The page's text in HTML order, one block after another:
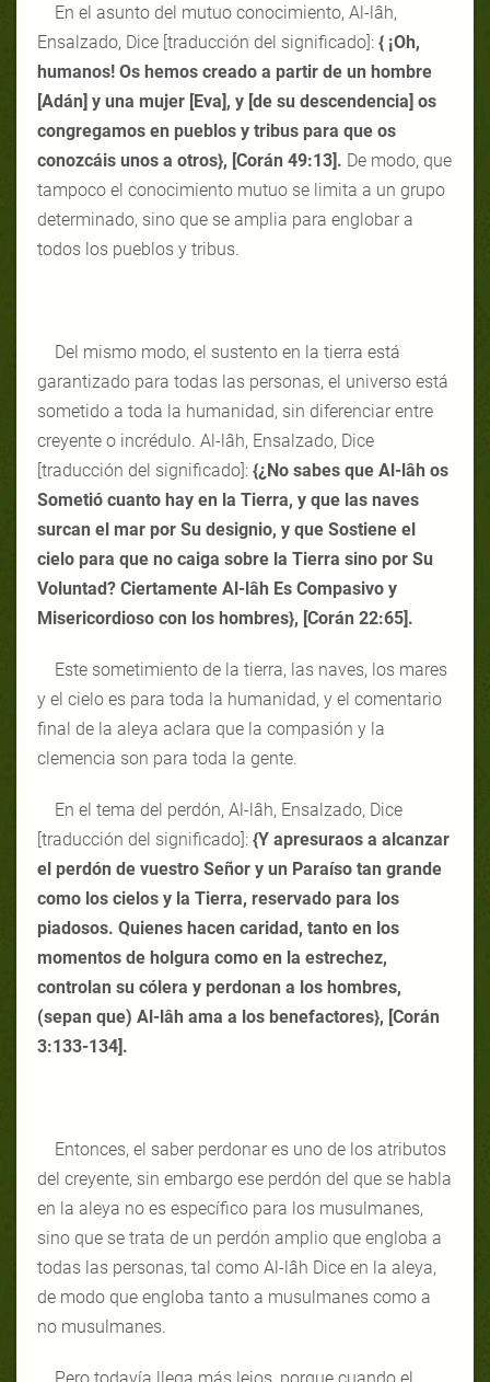
En el asunto del mutuo conocimiento, Al-lâh,
Ensalzado, Dice [traducción del significado]: { ¡Oh,
humanos! Os hemos creado a partir de un hombre
[Adán] y una mujer [Eva], y [de su descendencia] os
congregamos en pueblos y tribus para que os
conozcáis unos a otros}, [Corán 49:13]. De modo, que
tampoco el conocimiento mutuo se limita a un grupo
determinado, sino que se amplia para englobar a
todos los pueblos y tribus.
Del mismo modo, el sustento en la tierra está
garantizado para todas las personas, el universo está
sometido a toda la humanidad, sin diferenciar entre
creyente o incrédulo. Al-lâh, Ensalzado, Dice
[traducción del significado]: {¿No sabes que Al-lâh os
Sometió cuanto hay en la Tierra, y que las naves
surcan el mar por Su designio, y que Sostiene el
cielo para que no caiga sobre la Tierra sino por Su
Voluntad? Ciertamente Al-lâh Es Compasivo y
Misericordioso con los hombres}, [Corán 22:65].
Este sometimiento de la tierra, las naves, los mares
y el cielo es para toda la humanidad, y el comentario
final de la aleya aclara que la compasión y la
clemencia son para toda la gente.
En el tema del perdón, Al-lâh, Ensalzado, Dice
[traducción del significado]: {Y apresuraos a alcanzar
el perdón de vuestro Señor y un Paraíso tan grande
como los cielos y la Tierra, reservado para los
piadosos. Quienes hacen caridad, tanto en los
momentos de holgura como en la estrechez,
controlan su cólera y perdonan a los hombres,
(sepan que) Al-lâh ama a los benefactores}, [Corán
3:133-134].
Entonces, el saber perdonar es uno de los atributos
del creyente, sin embargo ese perdón del que se habla
en la aleya no es específico para los musulmanes,
sino que se trata de un perdón amplio que engloba a
todas las personas, tal como Al-lâh Dice en la aleya,
de modo que engloba tanto a musulmanes como a
no musulmanes.
Pero todavía llega más lejos, porque cuando el